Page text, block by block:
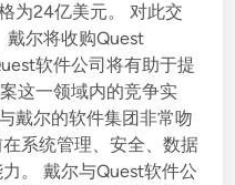
为24亿美元。 对此交
戴尔将收购Quest
软件公司将有助于提
这一领域内的竞争实
戴尔的软件集团非常吻
系统管理、安全、数据
。 戴尔与Quest软件公